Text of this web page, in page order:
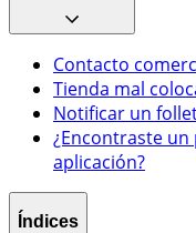
Contacto
Tienda mal
Notificar un
¿Encontraste un
aplicación?
Índices